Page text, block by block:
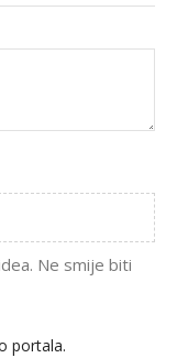
Ne smije biti
portala.